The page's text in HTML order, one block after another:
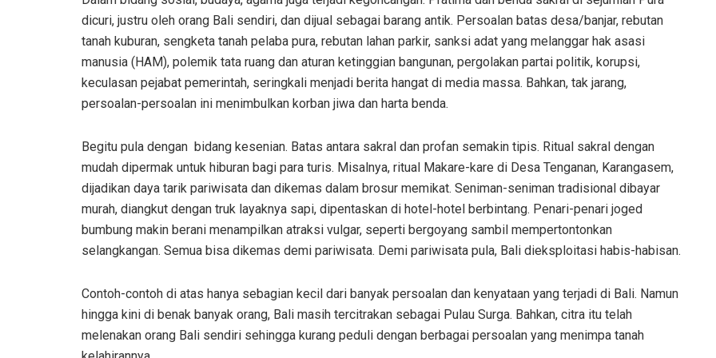
dicuri, justru oleh orang Bali sendiri, dan dijual sebagai barang antik. Persoalan batas desa/banjar, rebutan
tanah kuburan, sengketa tanah pelaba pura, rebutan lahan parkir, sanksi adat yang melanggar hak asasi
manusia (HAM), polemik tata ruang dan aturan ketinggian bangunan, pergolakan partai politik, korupsi,
keculasan pejabat pemerintah, seringkali menjadi berita hangat di media massa. Bahkan, tak jarang,
persoalan-persoalan ini menimbulkan korban jiwa dan harta benda.
Begitu pula dengan bidang kesenian. Batas antara sakral dan profan semakin tipis. Ritual sakral dengan
mudah dipermak untuk hiburan bagi para turis. Misalnya, ritual Makare-kare di Desa Tenganan, Karangasem,
dijadikan daya tarik pariwisata dan dikemas dalam brosur memikat. Seniman-seniman tradisional dibayar
murah, diangkut dengan truk layaknya sapi, dipentaskan di hotel-hotel berbintang. Penari-penari joged
bumbung makin berani menampilkan atraksi vulgar, seperti bergoyang sambil mempertontonkan
selangkangan. Semua bisa dikemas demi pariwisata. Demi pariwisata pula, Bali dieksploitasi habis-habisan.
Contoh-contoh di atas hanya sebagian kecil dari banyak persoalan dan kenyataan yang terjadi di Bali. Namun
hingga kini di benak banyak orang, Bali masih tercitrakan sebagai Pulau Surga. Bahkan, citra itu telah
melenakan orang Bali sendiri sehingga kurang peduli dengan berbagai persoalan yang menimpa tanah